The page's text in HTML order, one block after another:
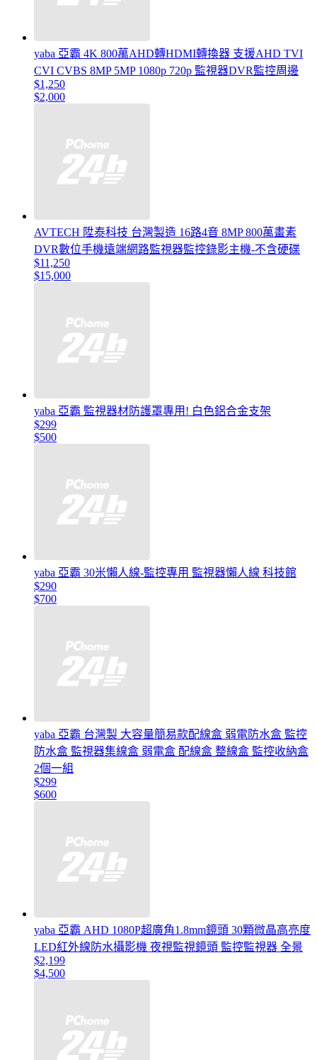
yaba 亞霸 4K 800萬AHD轉HDMI轉換器 支援AHD TVI
CVI CVBS 8MP 5MP 1080p 720p 監視器DVR監控周邊
$1,250
$2,000
AVTECH 陞泰科技 台灣製造 16路4音 8MP 800萬畫素
DVR數位手機遠端網路監視器監控錄影主機-不含硬碟
$11,250
$15,000
yaba 亞霸 監視器材防護罩專用! 白色鋁合金支架
$299
$500
yaba 亞霸 30米懶人線-監控專用 監視器懶人線 科技館
$290
$700
yaba 亞霸 台灣製 大容量簡易款配線盒 弱電防水盒 監控
防水盒 監視器集線盒 弱電盒 配線盒 整線盒 監控收納盒
2個一組
$299
$600
yaba 亞霸 AHD 1080P超廣角1.8mm鏡頭 30顆微晶高亮度
LED紅外線防水攝影機 夜視監視鏡頭 監控監視器 全景
$2,199
$4,500